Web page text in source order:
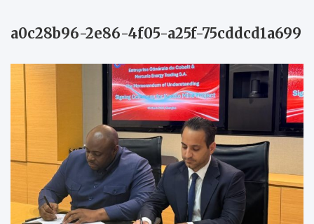
a0c28b96-2e86-4f05-a25f-75cddcd1a699